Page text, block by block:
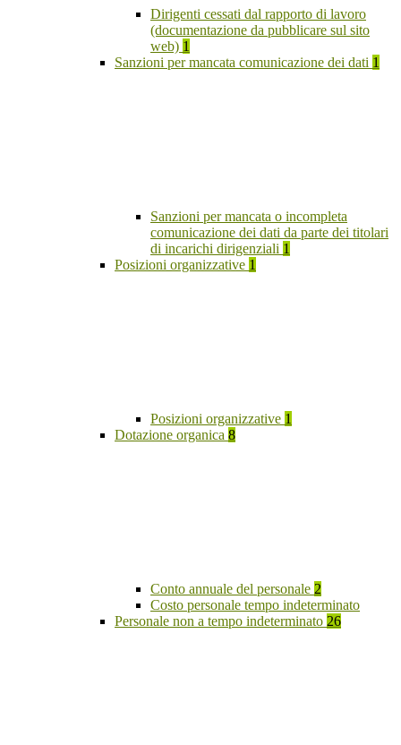
Dirigenti cessati dal rapporto di lavoro
(documentazione da pubblicare sul sito
web) 1
Sanzioni per mancata comunicazione dei dati 1
Sanzioni per mancata o incompleta
comunicazione dei dati da parte dei titolari
di incarichi dirigenziali 1
Posizioni organizzative 1
Posizioni organizzative 1
Dotazione organica 8
Conto annuale del personale 2
Costo personale tempo indeterminato
Personale non a tempo indeterminato 26